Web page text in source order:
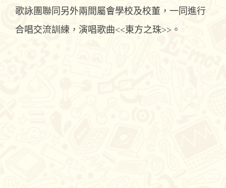
歌詠團聯同另外兩間屬會學校及校董，一同進行
合唱交流訓練，演唱歌曲<<東方之珠>>。